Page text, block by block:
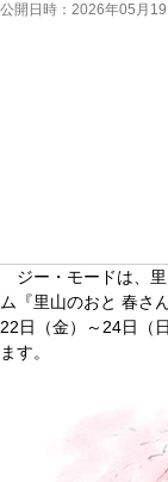
公開日時： 2026年05月
ジー・モードは、里
ム『里山のおと 春さ
22日（金）～24日（
ます。